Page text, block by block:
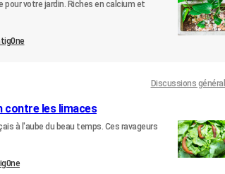
votre jardin. Riches en calcium et
Discussions
contre les limaces
à l'aube du beau temps. Ces ravageurs